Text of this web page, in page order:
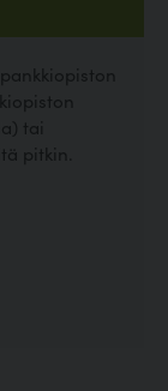
tai
pitkin.